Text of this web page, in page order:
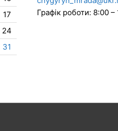
17
24
31
Графік роботи: 8:00 –